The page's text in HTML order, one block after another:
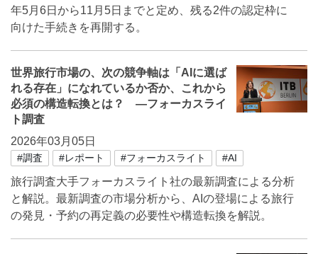
年5月6日から11月5日までと定め、残る2件の認定枠に
向けた手続きを再開する。
世界旅行市場の、次の競争軸は「AIに選ば
れる存在」になれているか否か、これから
必須の構造転換とは？ ―フォーカスライ
ト調査
2026年03月05日
#調査 #レポート #フォーカスライト #AI
旅行調査大手フォーカスライト社の最新調査による分析
と解説。最新調査の市場分析から、AIの登場による旅行
の発見・予約の再定義の必要性や構造転換を解説。